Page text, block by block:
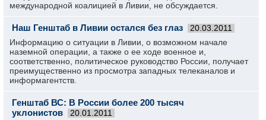
международной коалицией в Ливии, не обсуждается.
Наш Генштаб в Ливии остался без глаз 20.03.2011
Информацию о ситуации в Ливии, о возможном начале
наземной операции, а также о ее ходе военное и,
соответственно, политическое руководство России, получает
преимущественно из просмотра западных телеканалов и
информагентств.
Генштаб ВС: В России более 200 тысяч
уклонистов
20.01.2011